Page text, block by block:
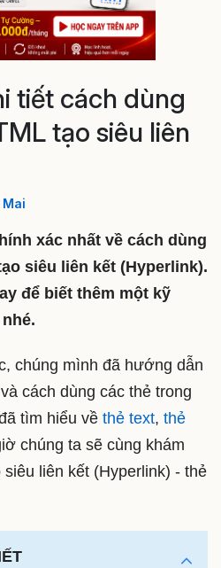
tiết cách dùng
tạo siêu liên
Mai
xác nhất về cách dùng
siêu liên kết (Hyperlink).
để biết thêm một kỹ
chúng mình đã hướng dẫn
cách dùng các thẻ trong
tìm hiểu về thẻ text, thẻ
chúng ta sẽ cùng khám
liên kết (Hyperlink) - thẻ